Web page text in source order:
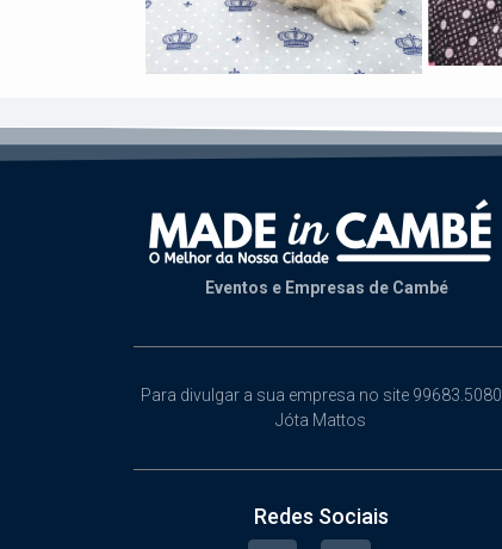
Eventos e Empresas de Cambé
Para divulgar a sua empresa no site 99683.5080
Jóta Mattos
Redes Sociais